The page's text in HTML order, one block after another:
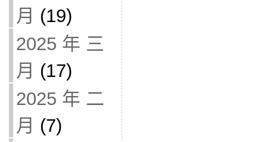
月 (19)
2025 年 三
月 (17)
2025 年 二
月 (7)